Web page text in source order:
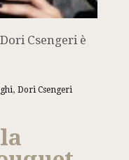
Csengeri è
, Dori Csengeri